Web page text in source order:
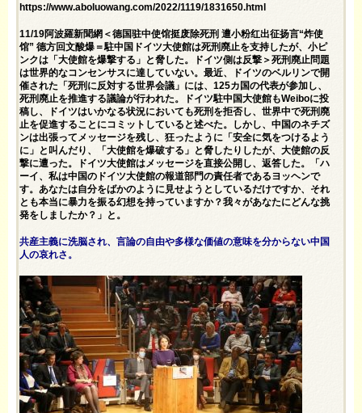
https://www.aboluowang.com/2022/1119/1831650.html
11/19阿波羅新聞網＜德国驻中使馆挺废除死刑 遭小粉红出征扬言“炸使
馆” 德方回文酸爆＝駐中国ドイツ大使館は死刑廃止を支持したが、小ピ
ンクは「大使館を爆撃する」と脅した。ドイツ側は反撃＞死刑廃止問題
は世界的なコンセンサスに達していない。最近、ドイツのベルリンで開
催された「死刑に反対する世界会議」には、125カ国の代表が参加し、
死刑廃止を推進する議論が行われた。ドイツ駐中国大使館もWeiboに投
稿し、ドイツはいかなる状況においても死刑を拒否し、世界中で死刑廃
止を促進することにコミットしていると述べた。しかし、中国のネチズ
ンは出張ってメッセージを残し、狂ったように「安全に気をつけるよう
に」と叫んだり、「大使館を爆破する」と脅したりしたが、大使館の反
撃に遭った。ドイツ大使館はメッセージを直接公開し、返答した。「ハ
ーイ、私は中国のドイツ大使館の報道部門の責任者であるヨッヘンで
す。あなたは自分をばかのように見せようとしているだけですか、それ
とも本当に暴力を振る幻想を持っていますか？我々があなたにどんな挑
発をしましたか？」と。
共産主義に洗脳され、言論の自由や多様な価値の意味を分からない中国
人の哀れさ。